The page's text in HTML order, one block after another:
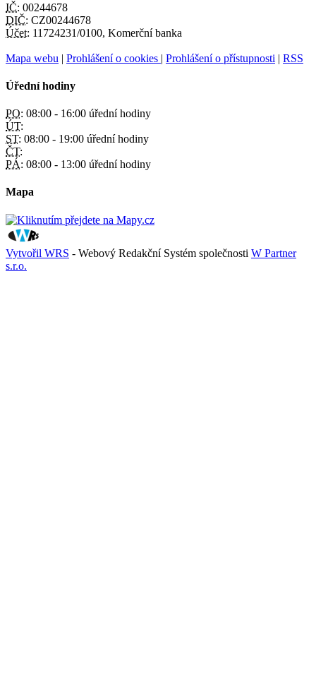
IČ: 00244678
DIČ: CZ00244678
Účet: 11724231/0100, Komerční banka
Mapa webu | Prohlášení o cookies | Prohlášení o přístupnosti | RSS
Úřední hodiny
PO: 08:00 - 16:00 úřední hodiny
ÚT:
ST: 08:00 - 19:00 úřední hodiny
ČT:
PÁ: 08:00 - 13:00 úřední hodiny
Mapa
Vytvořil WRS - Webový Redakční Systém společnosti W Partner
s.r.o.